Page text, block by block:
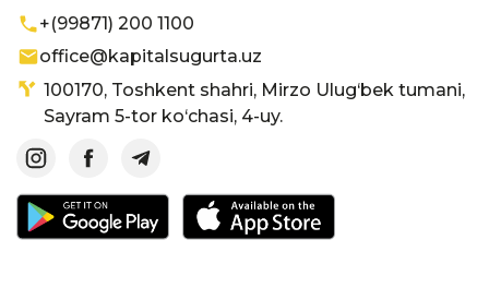
+(99871) 200 1100
office@kapitalsugurta.uz
100170, Toshkent shahri, Mirzo Ulug‘bek tumani,
Sayram 5-tor ko‘chasi, 4-uy.